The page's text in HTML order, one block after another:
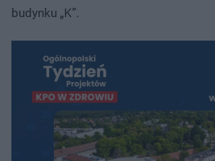
budynku „K”.